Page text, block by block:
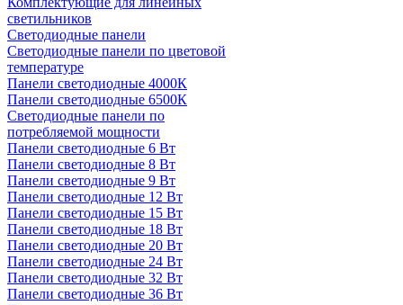
светильников
Светодиодные панели
Светодиодные панели по цветовой
температуре
Панели светодиодные 4000К
Панели светодиодные 6500К
Светодиодные панели по
потребляемой мощности
Панели светодиодные 6 Вт
Панели светодиодные 8 Вт
Панели светодиодные 9 Вт
Панели светодиодные 12 Вт
Панели светодиодные 15 Вт
Панели светодиодные 18 Вт
Панели светодиодные 20 Вт
Панели светодиодные 24 Вт
Панели светодиодные 32 Вт
Панели светодиодные 36 Вт